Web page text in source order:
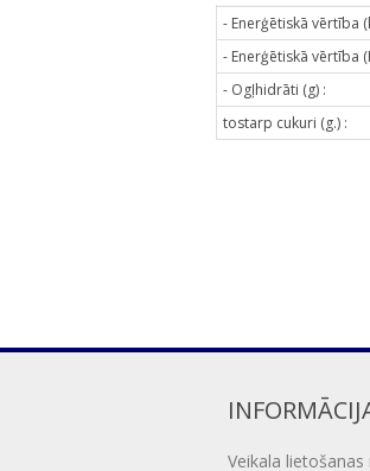
- Enerģētiskā vērtība
- Enerģētiskā vērtība
- Ogļhidrāti (g) :
tostarp cukuri (g.) :
Veikala